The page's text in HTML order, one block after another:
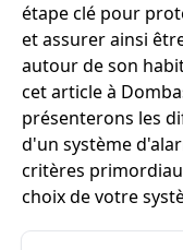
étape clé pour
et assurer ainsi
autour de son
cet article à
présenterons les
d'un système
critères
choix de votre